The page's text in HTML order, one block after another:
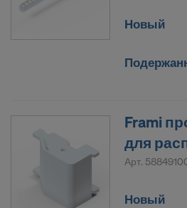
Новый
Frami
для
Арт.
Новый